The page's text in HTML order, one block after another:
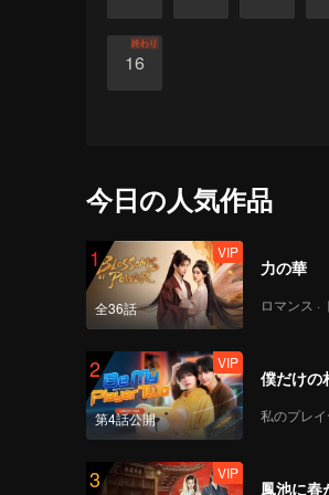
16
終わり
今日の人気作品
1
全36話
VIP
力の華
2
第4話公開
VIP
僕だけの
3 VIP
鳳池に春